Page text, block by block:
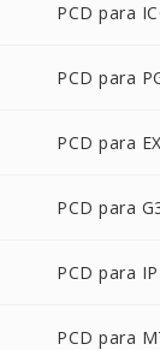
PCD para
PCD para
PCD para
PCD para
PCD para
PCD para